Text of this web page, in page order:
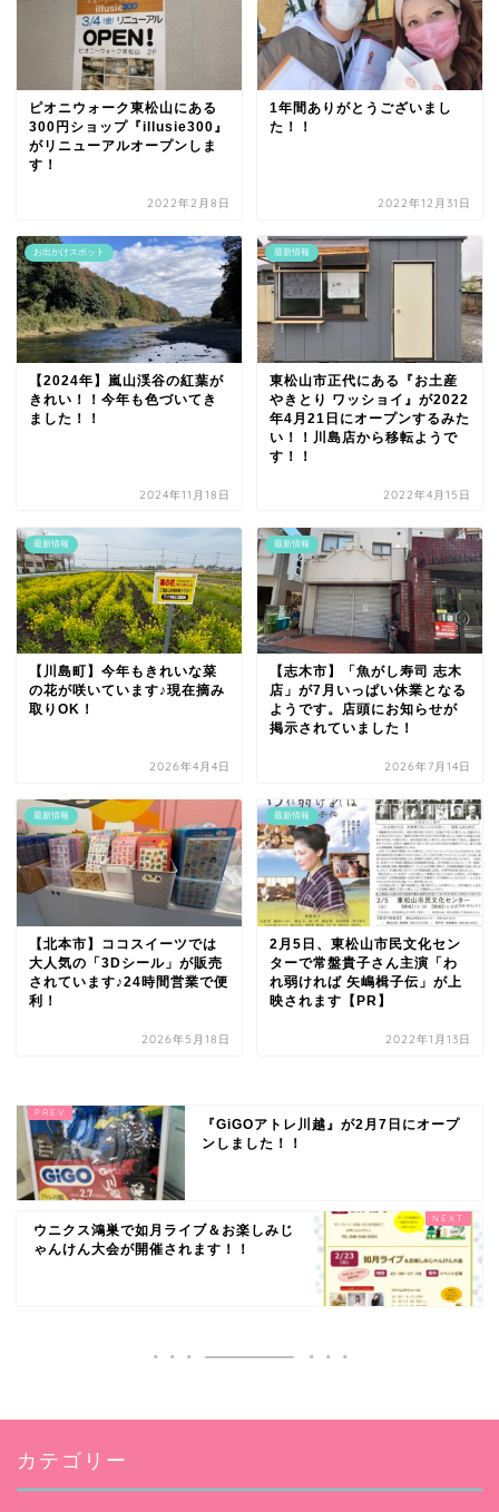
ピオニウォーク東松山にある
300円ショップ『illusie300』
がリニューアルオープンしま
す！
2022年2月8日
1年間ありがとうございまし
た！！
2022年12月31日
お出かけスポット
【2024年】嵐山渓谷の紅葉が
きれい！！今年も色づいてき
ました！！
2024年11月18日
最新情報
東松山市正代にある『お土産
やきとり ワッショイ』が2022
年4月21日にオープンするみた
い！！川島店から移転ようで
す！！
2022年4月15日
最新情報
【川島町】今年もきれいな菜
の花が咲いています♪現在摘み
取りOK！
2026年4月4日
最新情報
【志木市】「魚がし寿司 志木
店」が7月いっぱい休業となる
ようです。店頭にお知らせが
掲示されていました！
2026年7月14日
最新情報
【北本市】ココスイーツでは
大人気の「3Dシール」が販売
されています♪24時間営業で便
利！
2026年5月18日
最新情報
2月5日、東松山市民文化セン
ターで常盤貴子さん主演「わ
れ弱ければ 矢嶋楫子伝」が上
映されます【PR】
2022年1月13日
『GiGOアトレ川越』が2月7日にオープ
ンしました！！
ウニクス鴻巣で如月ライブ＆お楽しみじ
ゃんけん大会が開催されます！！
カテゴリー